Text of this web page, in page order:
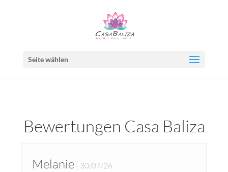
Seite wählen
Bewertungen Casa Baliza
Melanie 30/07/26